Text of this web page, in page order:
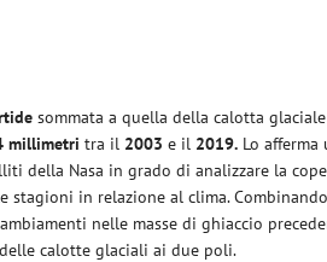
sommata a quella della calotta
millimetri tra il 2003e il 2019. Lo
della Nasa in grado di analizzare la
stagioni in relazione al clima.
nelle masse di ghiaccio
calotte glaciali ai due poli.